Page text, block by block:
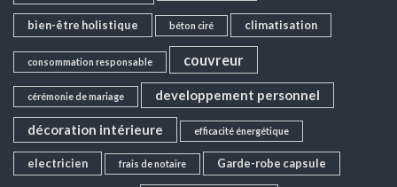
bien-être holistique béton ciré climatisation
consommation responsable couvreur
cérémonie de mariage developpement personnel
décoration intérieure efficacité énergétique
electricien frais de notaire Garde-robe capsule